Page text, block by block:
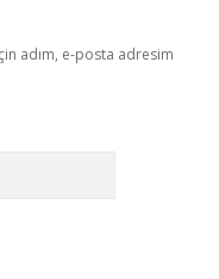
adım, e-posta adresim